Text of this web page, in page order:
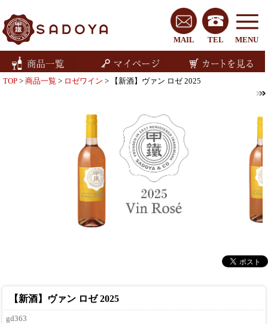
MENU
TEL
MAIL
TOP > 商品一覧 > ロゼワイン > 【新酒】ヴァン ロゼ 2025
【新酒】ヴァン ロゼ 2025
gd363